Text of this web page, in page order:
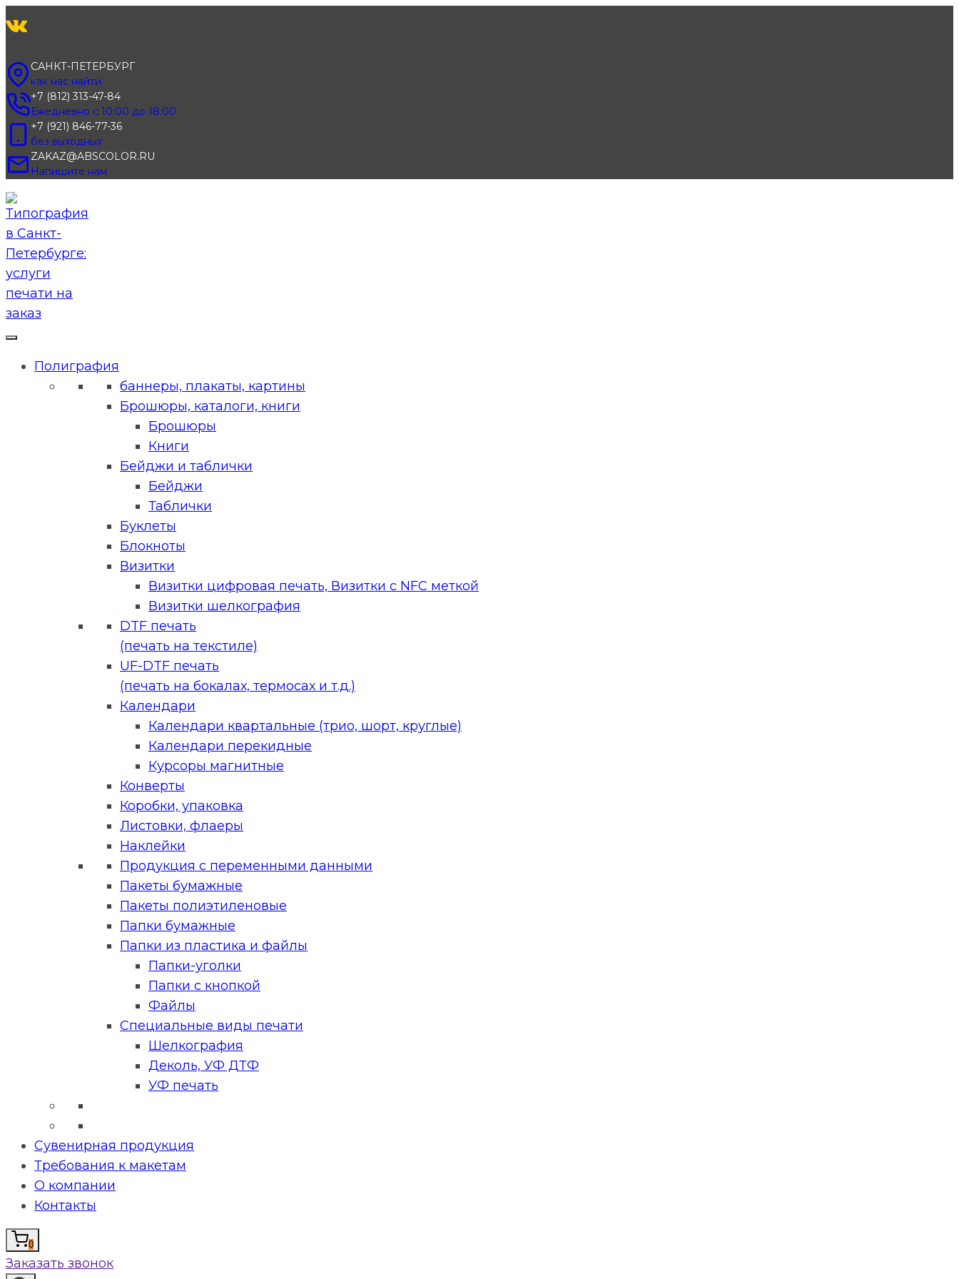
к
САНКТ-ПЕТЕРБУРГ
как нас найти
+7 (812) 313-47-84
Ежедневно с 10:00 до 18:00
+7 (921) 846-77-36
без выходных
ZAKAZ@ABSCOLOR.RU
Напишите нам
Полиграфия
баннеры, плакаты, картины
Брошюры, каталоги, книги
Брошюры
Книги
Бейджи и таблички
Бейджи
Таблички
Буклеты
Блокноты
Визитки
Визитки цифровая печать, Визитки с NFC меткой
Визитки шелкография
DTF печать
(печать на текстиле)
UF-DTF печать
(печать на бокалах, термосах и т.д.)
Календари
Календари квартальные (трио, шорт, круглые)
Календари перекидные
Курсоры магнитные
Конверты
Коробки, упаковка
Листовки, флаеры
Наклейки
Продукция с переменными данными
Пакеты бумажные
Пакеты полиэтиленовые
Папки бумажные
Папки из пластика и файлы
Папки-уголки
Папки с кнопкой
Файлы
Специальные виды печати
Шелкография
Деколь, УФ ДТФ
УФ печать
Сувенирная продукция
Требования к макетам
О компании
Контакты
0
Заказать звонок